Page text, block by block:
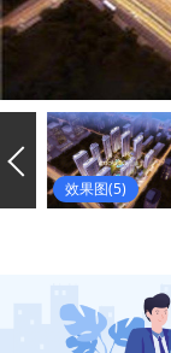
效果图(5)